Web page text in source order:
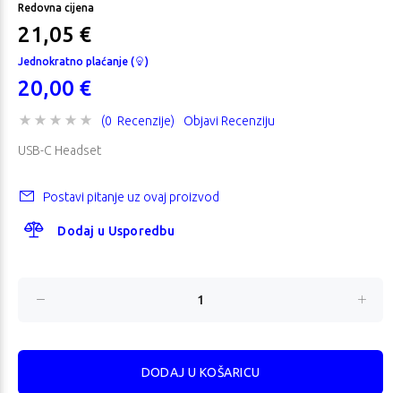
Redovna cijena
21,05 €
Jednokratno plaćanje ( )
20,00 €
(0 Recenzije) Objavi Recenziju
USB-C Headset
Postavi pitanje uz ovaj proizvod
Dodaj u Usporedbu